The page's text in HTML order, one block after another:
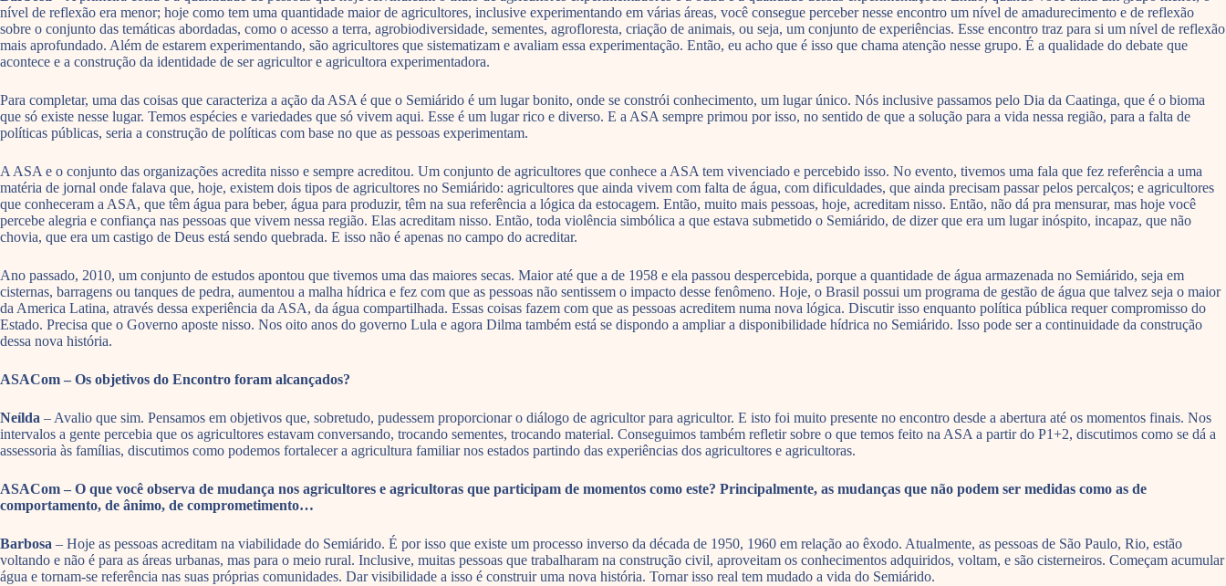
nível de reflexão era menor; hoje como tem uma quantidade maior de agricultores, inclusive experimentando em várias áreas, você consegue perceber nesse encontro um nível de amadurecimento e de reflexão
sobre o conjunto das temáticas abordadas, como o acesso a terra, agrobiodiversidade, sementes, agrofloresta, criação de animais, ou seja, um conjunto de experiências. Esse encontro traz para si um nível de reflexão
mais aprofundado. Além de estarem experimentando, são agricultores que sistematizam e avaliam essa experimentação. Então, eu acho que é isso que chama atenção nesse grupo. É a qualidade do debate que
acontece e a construção da identidade de ser agricultor e agricultora experimentadora.
Para completar, uma das coisas que caracteriza a ação da ASA é que o Semiárido é um lugar bonito, onde se constrói conhecimento, um lugar único. Nós inclusive passamos pelo Dia da Caatinga, que é o bioma
que só existe nesse lugar. Temos espécies e variedades que só vivem aqui. Esse é um lugar rico e diverso. E a ASA sempre primou por isso, no sentido de que a solução para a vida nessa região, para a falta de
políticas públicas, seria a construção de políticas com base no que as pessoas experimentam.
A ASA e o conjunto das organizações acredita nisso e sempre acreditou. Um conjunto de agricultores que conhece a ASA tem vivenciado e percebido isso. No evento, tivemos uma fala que fez referência a uma
matéria de jornal onde falava que, hoje, existem dois tipos de agricultores no Semiárido: agricultores que ainda vivem com falta de água, com dificuldades, que ainda precisam passar pelos percalços; e agricultores
que conheceram a ASA, que têm água para beber, água para produzir, têm na sua referência a lógica da estocagem. Então, muito mais pessoas, hoje, acreditam nisso. Então, não dá pra mensurar, mas hoje você
percebe alegria e confiança nas pessoas que vivem nessa região. Elas acreditam nisso. Então, toda violência simbólica a que estava submetido o Semiárido, de dizer que era um lugar inóspito, incapaz, que não
chovia, que era um castigo de Deus está sendo quebrada. E isso não é apenas no campo do acreditar.
Ano passado, 2010, um conjunto de estudos apontou que tivemos uma das maiores secas. Maior até que a de 1958 e ela passou despercebida, porque a quantidade de água armazenada no Semiárido, seja em
cisternas, barragens ou tanques de pedra, aumentou a malha hídrica e fez com que as pessoas não sentissem o impacto desse fenômeno. Hoje, o Brasil possui um programa de gestão de água que talvez seja o maior
da America Latina, através dessa experiência da ASA, da água compartilhada. Essas coisas fazem com que as pessoas acreditem numa nova lógica. Discutir isso enquanto política pública requer compromisso do
Estado. Precisa que o Governo aposte nisso. Nos oito anos do governo Lula e agora Dilma também está se dispondo a ampliar a disponibilidade hídrica no Semiárido. Isso pode ser a continuidade da construção
dessa nova história.
ASACom – Os objetivos do Encontro foram alcançados?
Neílda – Avalio que sim. Pensamos em objetivos que, sobretudo, pudessem proporcionar o diálogo de agricultor para agricultor. E isto foi muito presente no encontro desde a abertura até os momentos finais. Nos
intervalos a gente percebia que os agricultores estavam conversando, trocando sementes, trocando material. Conseguimos também refletir sobre o que temos feito na ASA a partir do P1+2, discutimos como se dá a
assessoria às famílias, discutimos como podemos fortalecer a agricultura familiar nos estados partindo das experiências dos agricultores e agricultoras.
ASACom – O que você observa de mudança nos agricultores e agricultoras que participam de momentos como este? Principalmente, as mudanças que não podem ser medidas como as de
comportamento, de ânimo, de comprometimento…
Barbosa – Hoje as pessoas acreditam na viabilidade do Semiárido. É por isso que existe um processo inverso da década de 1950, 1960 em relação ao êxodo. Atualmente, as pessoas de São Paulo, Rio, estão
voltando e não é para as áreas urbanas, mas para o meio rural. Inclusive, muitas pessoas que trabalharam na construção civil, aproveitam os conhecimentos adquiridos, voltam, e são cisterneiros. Começam acumular
água e tornam-se referência nas suas próprias comunidades. Dar visibilidade a isso é construir uma nova história. Tornar isso real tem mudado a vida do Semiárido.